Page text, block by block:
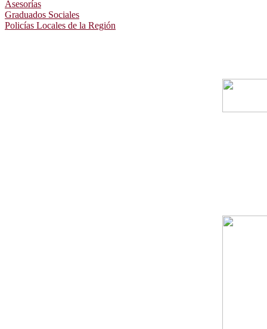
Asesorías
Graduados Sociales
Policías Locales de la Región